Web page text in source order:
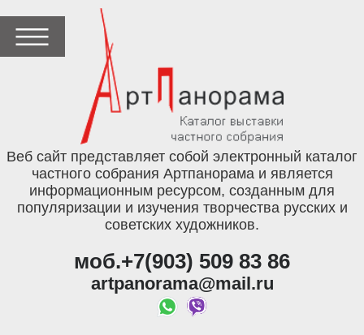
Веб сайт представляет собой электронный каталог
частного собрания Артпанорама и является
информационным ресурсом, созданным для
популяризации и изучения творчества русских и
советских художников.
моб.+7(903) 509 83 86
artpanorama@mail.ru